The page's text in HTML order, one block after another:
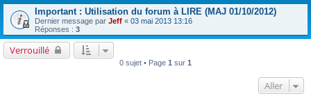
Important : Utilisation du forum à LIRE (MAJ 01/10/2012)
Dernier message par Jeff « 03 mai 2013 13:16
Réponses : 3
Verrouillé
0 sujet • Page 1 sur 1
Aller